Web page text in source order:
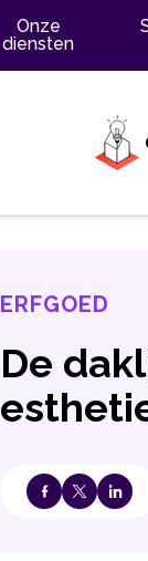
Onze
diensten
ERFGOED
De